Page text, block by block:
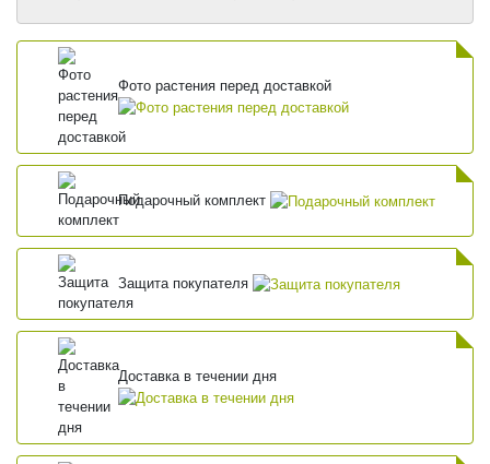
Фото растения перед доставкой
Подарочный комплект
Защита покупателя
Доставка в течении дня